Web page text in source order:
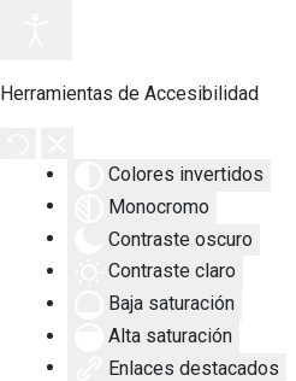
Herramientas de Accesibilidad
Colores invertidos
Monocromo
Contraste oscuro
Contraste claro
Baja saturación
Alta saturación
Enlaces destacados